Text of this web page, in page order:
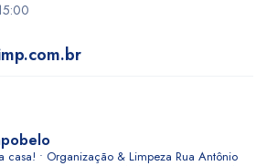
casa! • Organização & Limpeza Rua Antônio